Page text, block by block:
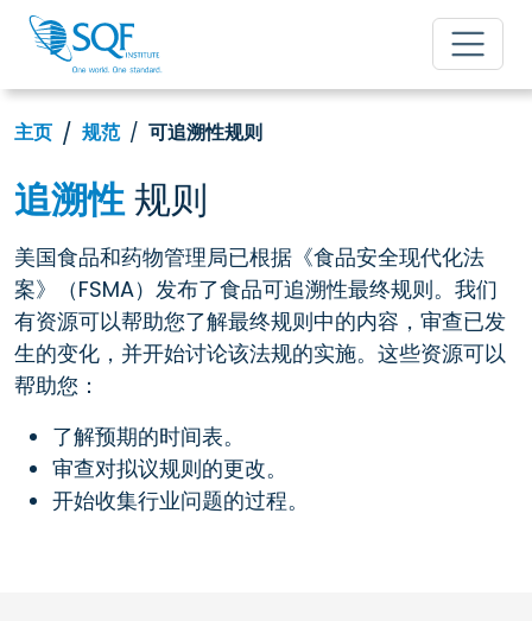
主页 规范 可追溯性规则
追溯性规则
美国食品和药物管理局已根据《食品安全现代化法
案》（FSMA）发布了食品可追溯性最终规则。我们
有资源可以帮助您了解最终规则中的内容，审查已发
生的变化，并开始讨论该法规的实施。这些资源可以
帮助您：
了解预期的时间表。
审查对拟议规则的更改。
开始收集行业问题的过程。